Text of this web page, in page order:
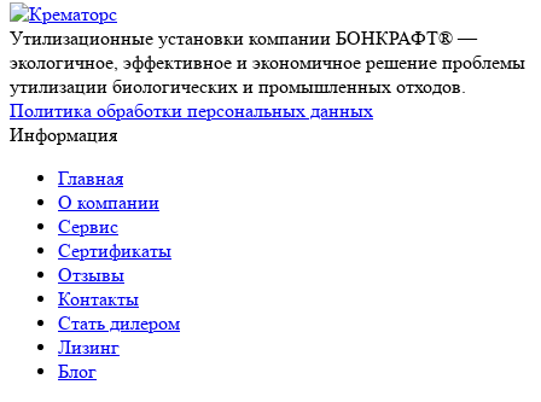
Утилизационные установки компании БОНКРАФТ® —
экологичное, эффективное и экономичное решение проблемы
утилизации биологических и промышленных отходов.
Политика обработки персональных данных
Информация
Главная
О компании
Сервис
Сертификаты
Отзывы
Контакты
Стать дилером
Лизинг
Блог